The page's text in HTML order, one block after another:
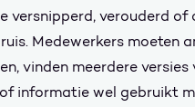
versnipperd, verouderd of
Medewerkers moeten
vinden meerdere
informatie wel gebruikt